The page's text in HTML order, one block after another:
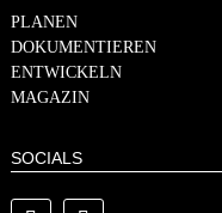
PLANEN
DOKUMENTIEREN
ENTWICKELN
MAGAZIN
SOCIALS